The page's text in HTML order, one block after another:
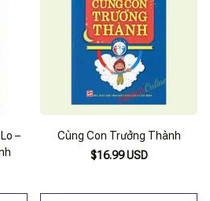
–
Cùng Con Trưởng Thành
$16.99 USD